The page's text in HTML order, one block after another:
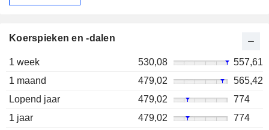
Koerspieken en -dalen
1 week 530,08
557,61
1 maand
479,02
565,42
Lopend jaar
479,02
774
1 jaar
479,02
774